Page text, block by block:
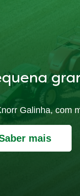
Galinha, com
mais